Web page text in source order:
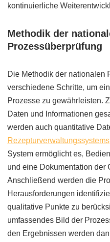
kontinuierliche
Methodik der
Prozessüberprüfung
Die Methodik der nationalen
verschiedene Schritte, um
Prozesse zu gewährleisten.
Daten und Informationen
werden auch quantitative
Rezepturverwaltungssystems
System ermöglicht es,
und eine Dokumentation der
Anschließend werden die
Herausforderungen
qualitative Punkte zu
umfassendes Bild der
den Ergebnissen werden